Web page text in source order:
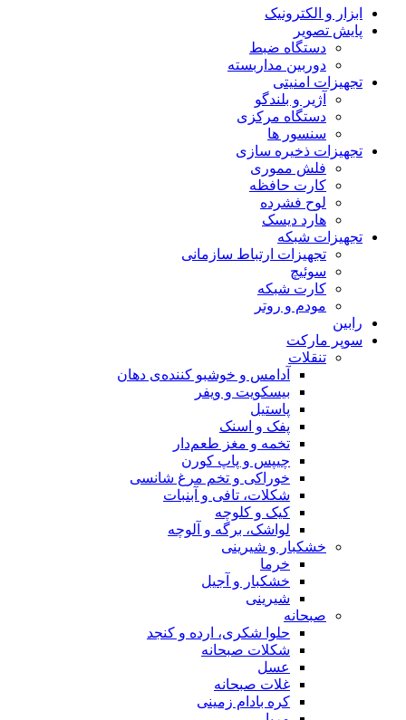
ابزار و الکترونیک
پایش تصویر
دستگاه ضبط
دوربین مداربسته
تجهیزات امنیتی
آژیر و بلندگو
دستگاه مرکزی
سنسور ها
تجهیزات ذخیره سازی
فلش مموری
کارت حافظه
لوح فشرده
هارد دیسک
تجهیزات شبکه
تجهیزات ارتباط سازمانی
سوئیچ
کارت شبکه
مودم و روتر
رابین
سوپر مارکت
تنقلات
آدامس و خوشبو کننده‌ی دهان
بیسکویت و ویفر
پاستیل
پفک و اسنک
تخمه و مغز طعم‌دار
چیپس و پاپ کورن
خوراکی و تخم مرغ شانسی
شکلات، تافی و آبنبات
کیک و کلوچه
لواشک، برگه و آلوچه
خشکبار و شیرینی
خرما
خشکبار و آجیل
شیرینی
صبحانه
حلوا شکری، ارده و کنجد
شکلات صبحانه
عسل
غلات صبحانه
کره بادام زمینی